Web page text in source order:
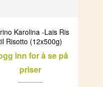
Karolina -Lais Ris
Risotto (12x500g)
inn for å se på
priser